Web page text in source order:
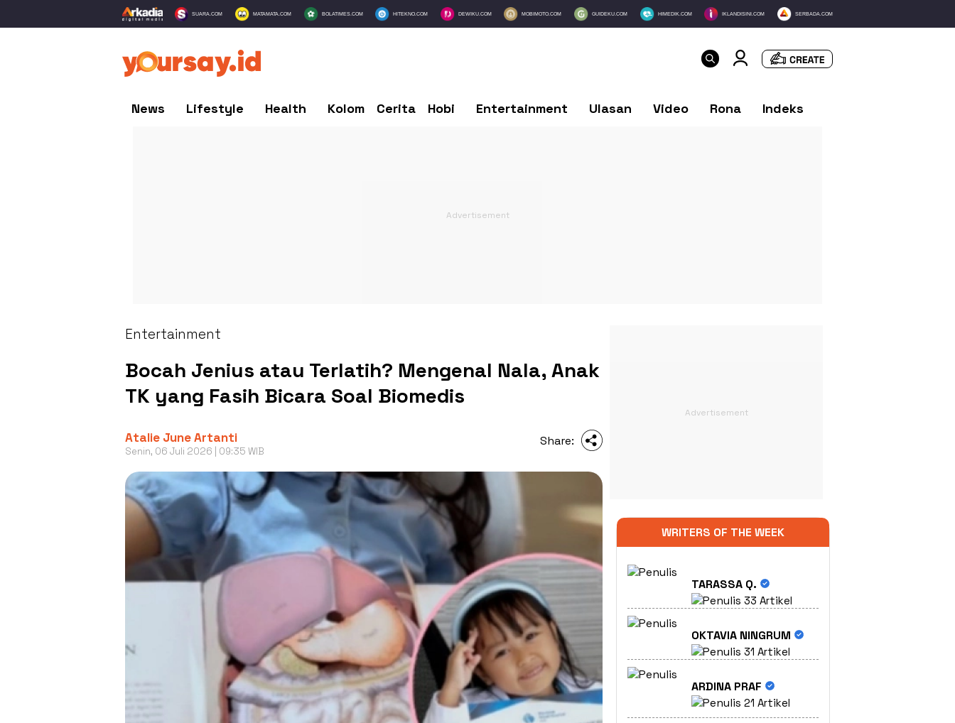
SUARA.COM MATAMATA.COM BOLATIMES.COM HITEKNO.COM DEWIKU.COM MOBIMOTO.COM GUIDEKU.COM HIMEDIK.COM IKLANDISINI.COM SERBADA.COM
News Lifestyle Health Kolom Cerita Hobi Entertainment Ulasan Video Rona Indeks
Entertainment
Bocah Jenius atau Terlatih? Mengenal Nala, Anak
TK yang Fasih Bicara Soal Biomedis
Atalie June Artanti
Senin, 06 Juli 2026 | 09:35 WIB
Share:
WRITERS OF THE WEEK
TARASSA Q.
33 Artikel
OKTAVIA NINGRUM
31 Artikel
ARDINA PRAF
21 Artikel